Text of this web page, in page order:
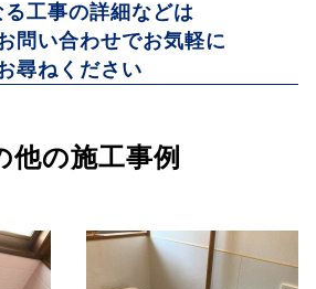
る工事の詳細などは
問い合わせでお気軽に
尋ねください
他の施工事例